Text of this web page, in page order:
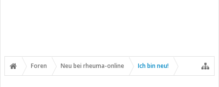
Foren Neu bei rheuma-online Ich bin neu!